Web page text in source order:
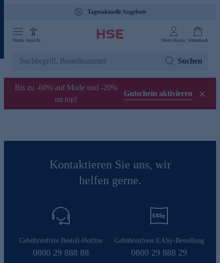
Tagesaktuelle Angebote
Menü Ansicht Mein Konto Warenkorb
Suchen
Bis zu -60% auf Mode und -20%
on top!
Gutschein aktivieren
Kontaktieren Sie uns, wir
helfen gerne.
Gebührenfreie Bestell-Hotline
0800 29 888 88
Gebührenfreie EASy-Bestellung
0800 29 888 29